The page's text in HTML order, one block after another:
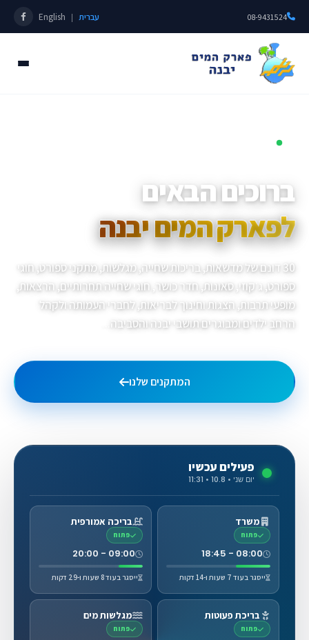
08-9431524 עברית |
English
פתוחים כל השנה • מאז 1985
ברוכים הבאים
לפארק המים יבנה
30 דונם של מדשאות, בריכות שחייה, מגלשות, מתקני ספורט, חוגי
ספורט, ג׳קוזי, סאונות, חדר כושר, חוגי שחייה תחרותיים, הרצאות,
מופעי תרבות, הצגות וחינוך לבריאות, לחברי העמותה ולקהל
הרחב ילדים ומבוגרים תושבי יבנה והסביבה...
המתקנים שלנו
פעילים עכשיו
יום שני • 10.8 • 11:31
משרד
פתוח
08:00 - 18:45
ייסגר בעוד 7 שעות ו-14 דקות
בריכה אמורפית
פתוח
09:00 - 20:00
ייסגר בעוד 8 שעות ו-29 דקות
בריכת פעוטות
פתוח
מגלשות מים
פתוח